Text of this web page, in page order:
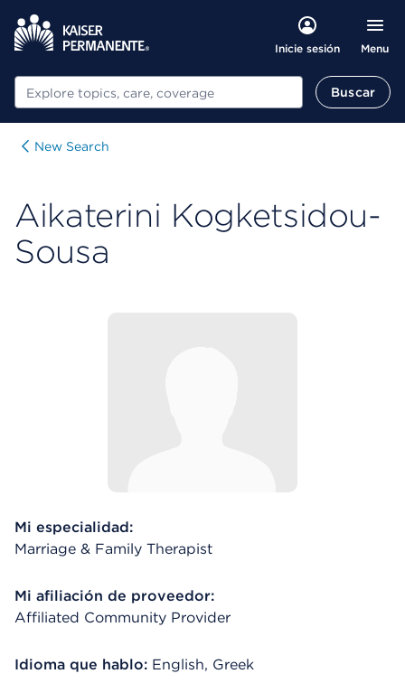
Inicie sesión Menu
Buscar Buscar
New Search
Aikaterini Kogketsidou-
Sousa
Mi especialidad:
Marriage & Family Therapist
Mi afiliación de proveedor:
Affiliated Community Provider
Idioma que hablo: English, Greek